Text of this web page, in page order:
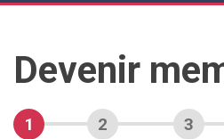
Devenir